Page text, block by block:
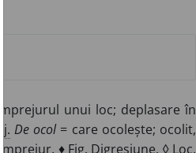
unui loc; deplasare în
De ocol= care ocolește; ocolit,
♦ Fig. Digresiune. ◊ Loc.